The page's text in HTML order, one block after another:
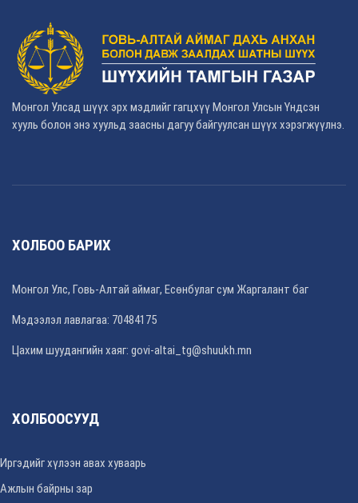
Монгол Улсад шүүх эрх мэдлийг гагцхүү Монгол Улсын Үндсэн
хууль болон энэ хуульд заасны дагуу байгуулсан шүүх хэрэгжүүлнэ.
ХОЛБОО БАРИХ
Монгол Улс, Говь-Алтай аймаг, Есөнбулаг сум Жаргалант баг
Мэдээлэл лавлагаа: 70484175
Цахим шуудангийн хаяг: govi-altai_tg@shuukh.mn
ХОЛБООСУУД
Иргэдийг хүлээн авах хуваарь
Ажлын байрны зар